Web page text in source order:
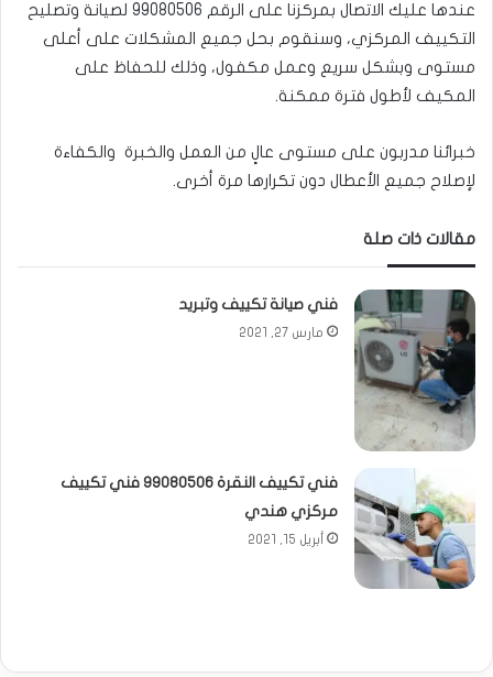
عندها عليك الاتصال بمركزنا على الرقم 99080506 لصيانة وتصليح
التكييف المركزي، وسنقوم بحل جميع المشكلات على أعلى
مستوى وبشكل سريع وعمل مكفول، وذلك للحفاظ على
المكيف لأطول فترة ممكنة.
خبرائنا مدربون على مستوى عالٍ من العمل والخبرة والكفاءة
لإصلاح جميع الأعطال دون تكرارها مرة أخرى.
مقالات ذات صلة
فني صيانة تكييف وتبريد
مارس 27, 2021
فني تكييف النقرة 99080506 فني تكييف
مركزي هندي
أبريل 15, 2021